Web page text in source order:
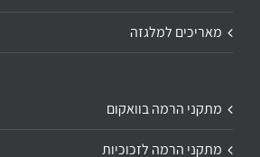
מאריכים למלגזה
מתקני הרמה בוואקום
מתקני הרמה לזכוכיות